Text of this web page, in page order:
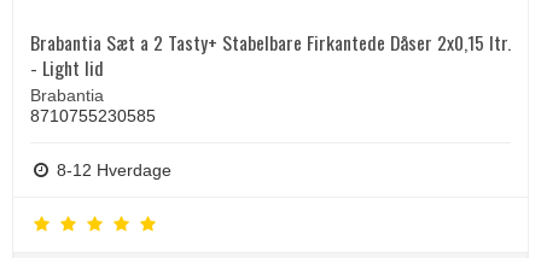
Brabantia Sæt a 2 Tasty+ Stabelbare Firkantede Dåser 2x0,15 ltr.
- Light lid
Brabantia
8710755230585
8-12 Hverdage